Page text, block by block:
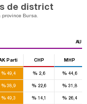
de district
Bursa.
Parti CHP MHP
%49,4 % 2,6 % 44,6
%38,9 %22,6 % 31,8
%49,3 %14,1 % 26,4